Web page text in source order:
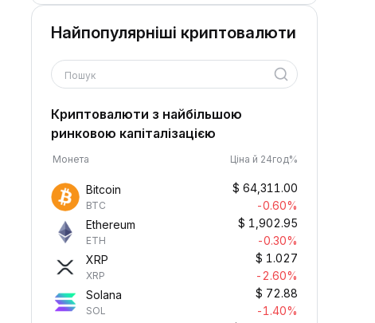
Найпопулярніші криптовалюти
Пошук
Криптовалюти з найбільшою
ринковою капіталізацією
Монета Ціна й 24год%
Bitcoin
BTC
$ 64,311.00
-0.60%
Ethereum
ETH
$ 1,902.95
-0.30%
XRP
XRP
$ 1.027
-2.60%
Solana
SOL
$ 72.88
-1.40%